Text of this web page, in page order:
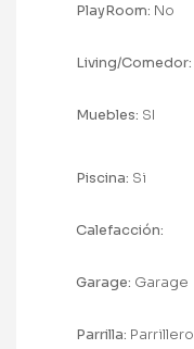
PlayRoom: No
Living/Comedor:
Muebles: SI
Piscina: Si
Calefacción:
Garage: Garage
Parrilla: Parrillero